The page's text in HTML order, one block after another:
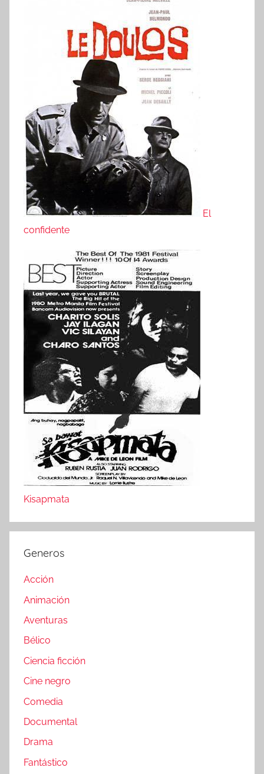
El
confidente
Kisapmata
Generos
Acción
Animación
Aventuras
Bélico
Ciencia ficción
Cine negro
Comedia
Documental
Drama
Fantástico